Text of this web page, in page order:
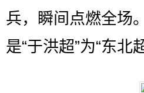
兵，瞬间点燃全场
是“于洪超”为“东北